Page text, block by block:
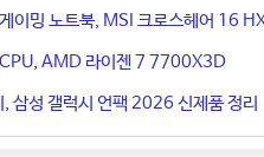
이밍 노트북, MSI 크로스헤어 16
CPU, AMD 라이젠 7 7700X3D
삼성 갤럭시 언팩 2026 신제품 정리